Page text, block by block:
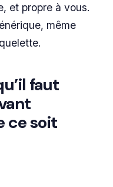
et propre à vous.
même
faut
ce soit